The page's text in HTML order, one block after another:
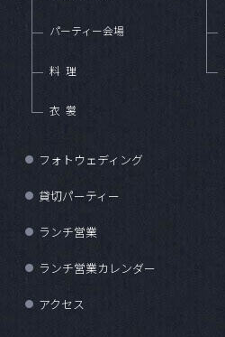
パーティー会場
料理
衣裳
● フォトウェディング
● 貸切パーティー
● ランチ営業
● ランチ営業カレンダー
● アクセス